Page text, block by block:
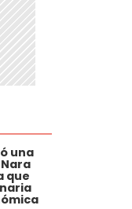
una
que